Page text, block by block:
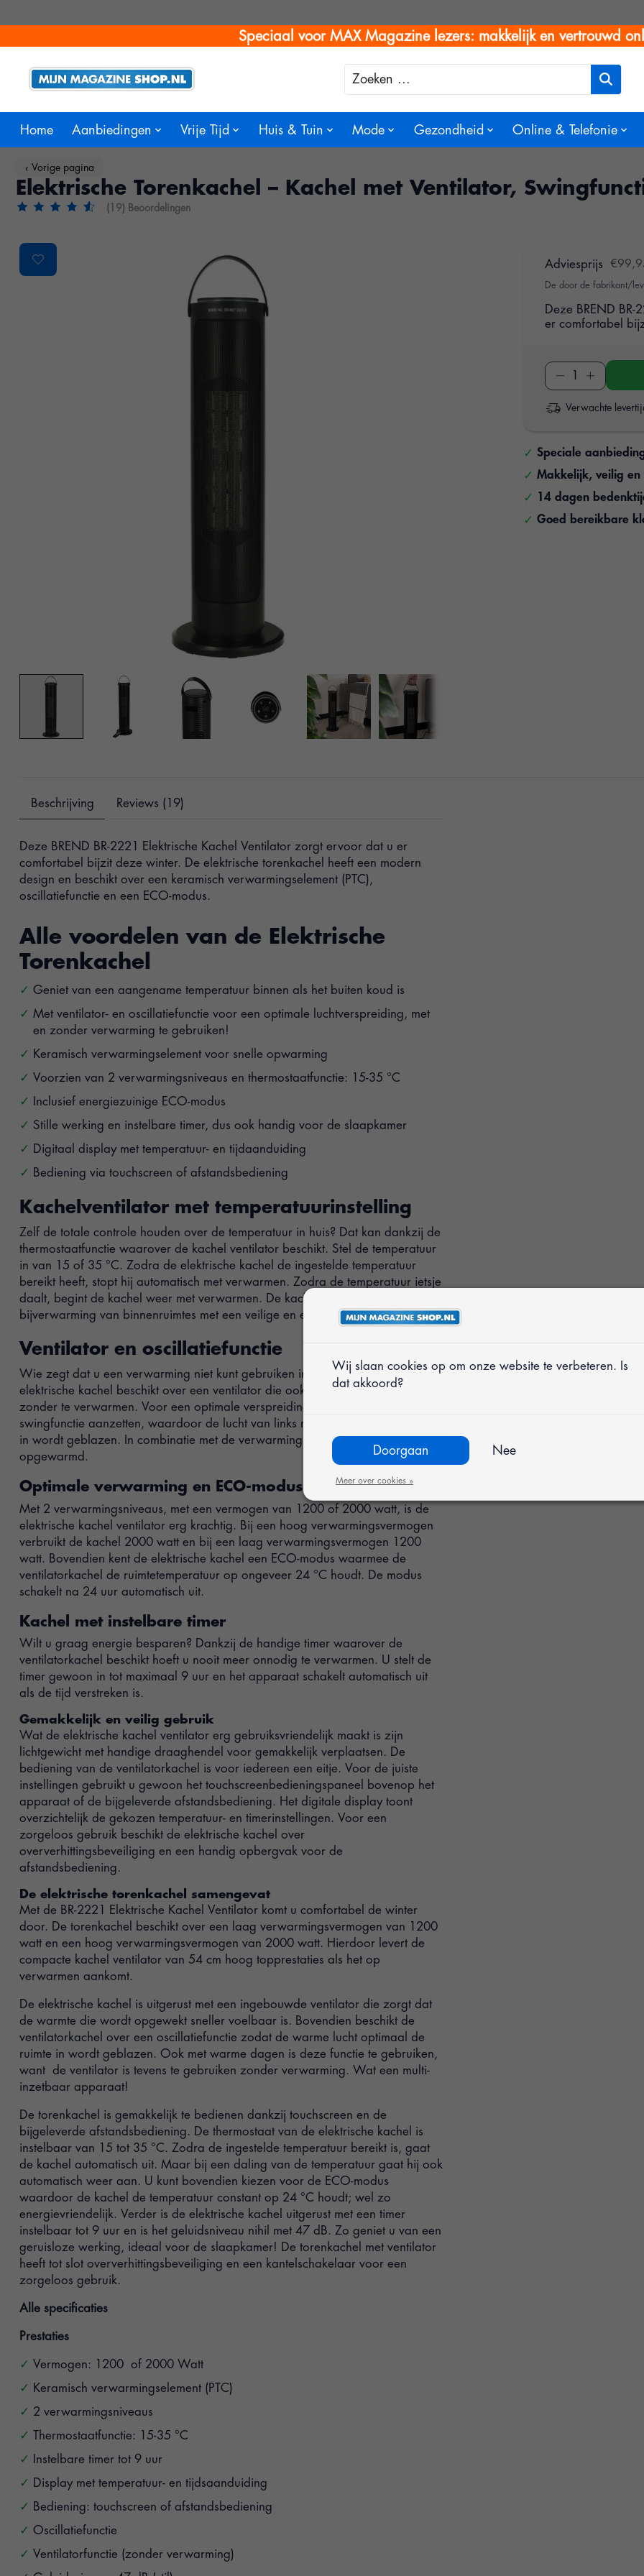
Speciaal voor MAX Magazine lezers: makkelijk en vertrouwd
Zoeken
Home Aanbiedingen Vrije Tijd Huis & Tuin Mode Gezondheid Online & Telefonie
‹ Vorige pagina
Elektrische Torenkachel – Kachel met Ventilator,
De beoordeling van dit product is4.7van de 5
(19) Beoordelingen
Product image slideshow Items
Adviesprijs
De door de fabrikant/
Deze BREND
er comfortabel
Verwachte
Speciale
Makkelijk, veilig en
14 dagen
Goed bereikbare
Beschrijving Reviews (19)
Deze BREND BR-2221 Elektrische Kachel Ventilator zorgt ervoor dat u er
comfortabel bijzit deze winter. De elektrische torenkachel heeft een modern
design en beschikt over een keramisch verwarmingselement (PTC),
oscillatiefunctie en een ECO-modus.
Alle voordelen van de Elektrische
Torenkachel
Geniet van een aangename temperatuur binnen als het buiten koud is
Met ventilator- en oscillatiefunctie voor een optimale luchtverspreiding, met
en zonder verwarming te gebruiken!
Keramisch verwarmingselement voor snelle opwarming
Voorzien van 2 verwarmingsniveaus en thermostaatfunctie: 15-35 °C
Inclusief energiezuinige ECO-modus
Stille werking en instelbare timer, dus ook handig voor de slaapkamer
Digitaal display met temperatuur- en tijdaanduiding
Bediening via touchscreen of afstandsbediening
Kachelventilator met temperatuurinstelling
Zelf de totale controle houden over de temperatuur in huis? Dat kan dankzij de
thermostaatfunctie waarover de kachel ventilator beschikt. Stel de temperatuur
in van 15 of 35 °C. Zodra de elektrische kachel de ingestelde temperatuur
bereikt heeft, stopt hij automatisch met verwarmen. Zodra de temperatuur ietsje
daalt, begint de kachel weer met verwarmen. De kachelventilator is ideaal als
bijverwarming van binnenruimtes met een veilige en energiezuinige werking.
Ventilator en oscillatiefunctie
Wie zegt dat u een verwarming niet kunt gebruiken in de zomer? Deze
elektrische kachel beschikt over een ventilator die ook gebruikt kan worden
zonder te verwarmen. Voor een optimale verspreiding van de lucht, kunt u de
swingfunctie aanzetten, waardoor de lucht van links naar de rechts de ruimte
in wordt geblazen. In combinatie met de verwarming is de ruimte snel
opgewarmd.
Optimale verwarming en ECO-modus
Met 2 verwarmingsniveaus, met een vermogen van 1200 of 2000 watt, is de
elektrische kachel ventilator erg krachtig. Bij een hoog verwarmingsvermogen
verbruikt de kachel 2000 watt en bij een laag verwarmingsvermogen 1200
watt. Bovendien kent de elektrische kachel een ECO-modus waarmee de
ventilatorkachel de ruimtetemperatuur op ongeveer 24 °C houdt. De modus
schakelt na 24 uur automatisch uit.
Kachel met instelbare timer
Wilt u graag energie besparen? Dankzij de handige timer waarover de
ventilatorkachel beschikt hoeft u nooit meer onnodig te verwarmen. U stelt de
timer gewoon in tot maximaal 9 uur en het apparaat schakelt automatisch uit
als de tijd verstreken is.
Gemakkelijk en veilig gebruik
Wat de elektrische kachel ventilator erg gebruiksvriendelijk maakt is zijn
lichtgewicht met handige draaghendel voor gemakkelijk verplaatsen. De
bediening van de ventilatorkachel is voor iedereen een eitje. Voor de juiste
instellingen gebruikt u gewoon het touchscreenbedieningspaneel bovenop het
apparaat of de bijgeleverde afstandsbediening. Het digitale display toont
overzichtelijk de gekozen temperatuur- en timerinstellingen. Voor een
zorgeloos gebruik beschikt de elektrische kachel over
oververhittingsbeveiliging en een handig opbergvak voor de
afstandsbediening.
De elektrische torenkachel samengevat
Met de BR-2221 Elektrische Kachel Ventilator komt u comfortabel de winter
door. De torenkachel beschikt over een laag verwarmingsvermogen van 1200
watt en een hoog verwarmingsvermogen van 2000 watt. Hierdoor levert de
compacte kachel ventilator van 54 cm hoog topprestaties als het op
verwarmen aankomt.
De elektrische kachel is uitgerust met een ingebouwde ventilator die zorgt dat
de warmte die wordt opgewekt sneller voelbaar is. Bovendien beschikt de
ventilatorkachel over een oscillatiefunctie zodat de warme lucht optimaal de
ruimte in wordt geblazen. Ook met warme dagen is deze functie te gebruiken,
want de ventilator is tevens te gebruiken zonder verwarming. Wat een multi-
inzetbaar apparaat!
De torenkachel is gemakkelijk te bedienen dankzij touchscreen en de
bijgeleverde afstandsbediening. De thermostaat van de elektrische kachel is
instelbaar van 15 tot 35 °C. Zodra de ingestelde temperatuur bereikt is, gaat
de kachel automatisch uit. Maar bij een daling van de temperatuur gaat hij ook
automatisch weer aan. U kunt bovendien kiezen voor de ECO-modus
waardoor de kachel de temperatuur constant op 24 °C houdt; wel zo
energievriendelijk. Verder is de elektrische kachel uitgerust met een timer
instelbaar tot 9 uur en is het geluidsniveau nihil met 47 dB. Zo geniet u van een
geruisloze werking, ideaal voor de slaapkamer! De torenkachel met ventilator
heeft tot slot oververhittingsbeveiliging en een kantelschakelaar voor een
zorgeloos gebruik.
Alle specificaties
Prestaties
Vermogen: 1200 of 2000 Watt
Keramisch verwarmingselement (PTC)
2 verwarmingsniveaus
Thermostaatfunctie: 15-35 °C
Instelbare timer tot 9 uur
Display met temperatuur- en tijdsaanduiding
Bediening: touchscreen of afstandsbediening
Oscillatiefunctie
Ventilatorfunctie (zonder verwarming)
Wij slaan cookies op om onze website te verbeteren. Is
dat akkoord?
Doorgaan Nee
Meer over cookies »